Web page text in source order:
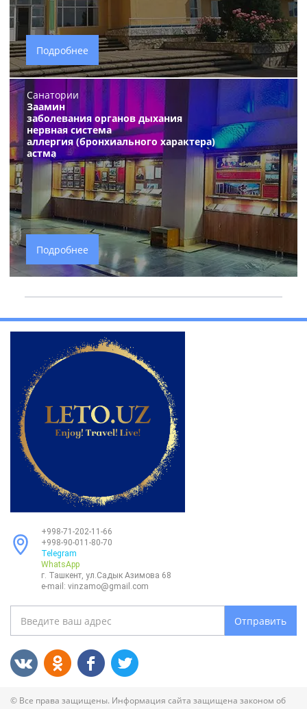
Подробнее
Санатории
Заамин
заболевания органов дыхания
нервная система
аллергия (бронхиального характера)
астма
Подробнее
+998-71-202-11-66
+998-90-011-80-70
Telegram
WhatsApp
г. Ташкент, ул.Садык Азимова 68
e-mail: vinzamo@gmail.com
Отправить
© Все права защищены. Информация сайта защищена законом об